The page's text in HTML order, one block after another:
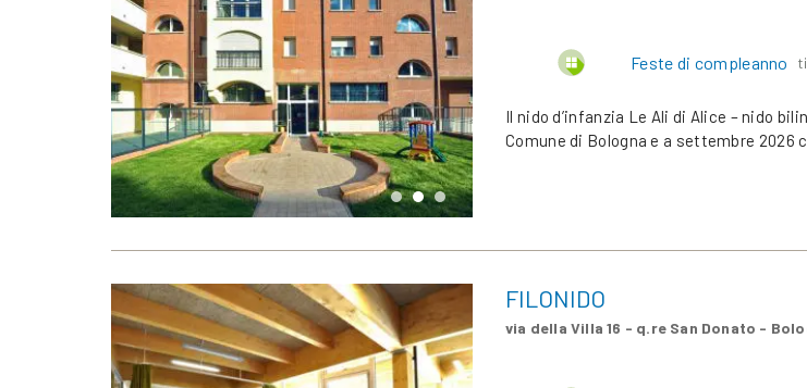
Feste di compleanno
Il nido d’infanzia Le Ali di Alice – nido
Comune di Bologna e a settembre 2026
FILONIDO
via della Villa 16 - q.re San Donato -